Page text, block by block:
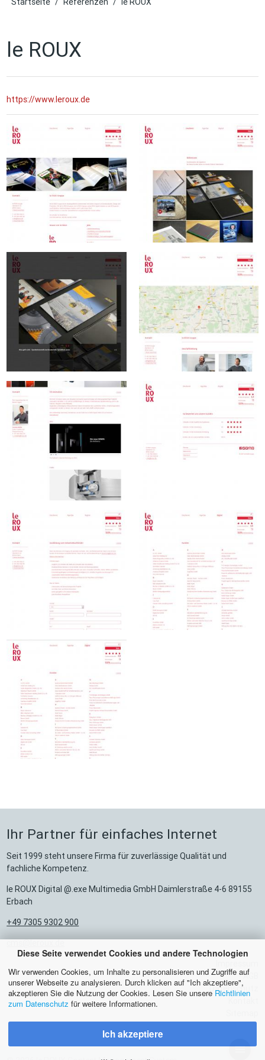
Diese Seite verwendet Cookies und andere Technologien
Wir verwenden Cookies, um Inhalte zu personalisieren und Zugriffe auf
unserer Webseite zu analysieren. Durch klicken auf "Ich akzeptiere",
akzeptieren Sie die Nutzung der Cookies. Lesen Sie unsere Richtlinien
zum Datenschutz für weitere Informationen.
Ich akzeptiere
le ROUX
https://www.leroux.de
Ihr Partner für einfaches Internet
Seit 1999 steht unsere Firma für zuverlässige Qualität und
fachliche Kompetenz.
le ROUX Digital @.exe Multimedia GmbH Daimlerstraße 4-6 89155
Erbach
+49 7305 9302 900
AGB
Datenschutz
menu